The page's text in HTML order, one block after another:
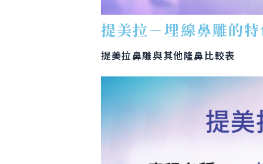
提美拉－埋線鼻雕的
提美拉鼻雕與其他隆鼻比較表